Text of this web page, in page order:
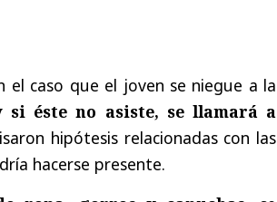
el caso que el joven se niegue a la
éste no asiste, se llamará a
hipótesis relacionadas con las
hacerse presente.